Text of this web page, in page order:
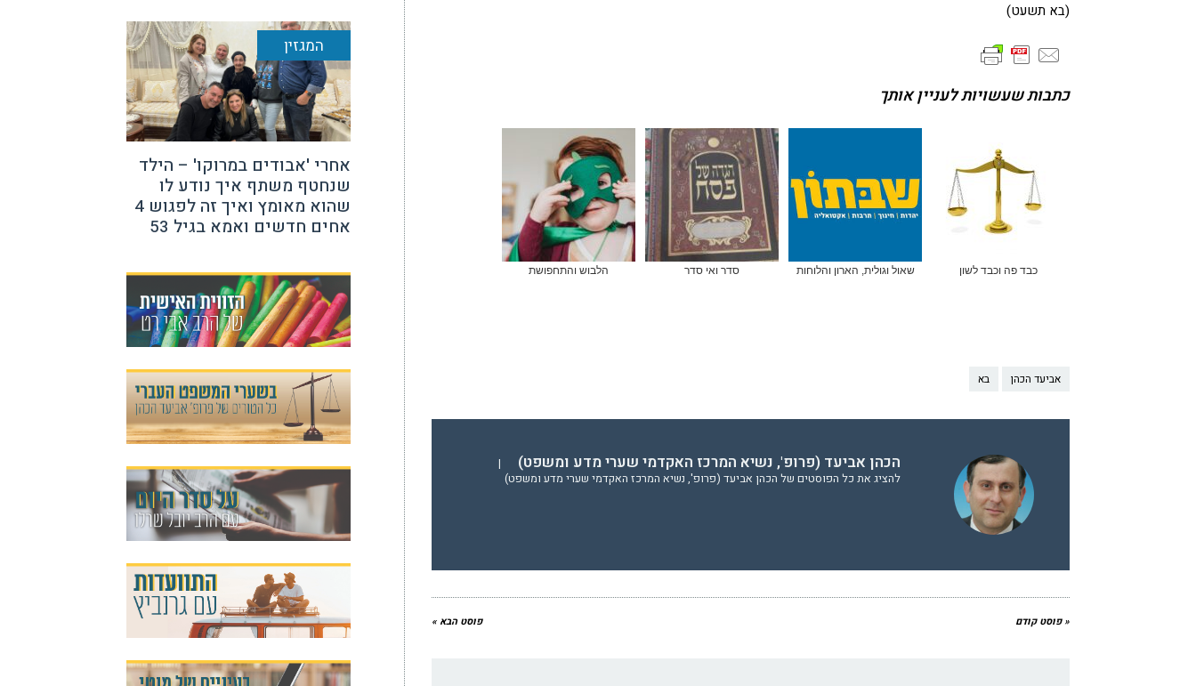
(בא תשעט)
כתבות שעשויות לעניין אותך
כבד פה וכבד לשון שאול וגולית, הארון והלוחות סדר ואי סדר הלבוש והתחפושת
אביעד הכהן בא
הכהן אביעד (פרופ', נשיא המרכז האקדמי שערי מדע ומשפט)
|
להציג את כל הפוסטים של הכהן אביעד (פרופ', נשיא המרכז האקדמי שערי מדע ומשפט)
« פוסט קודם פוסט הבא »
המגזין
אחרי 'אבודים במרוקו' – הילד
שנחטף משתף איך נודע לו
שהוא מאומץ ואיך זה לפגוש 4
אחים חדשים ואמא בגיל 53